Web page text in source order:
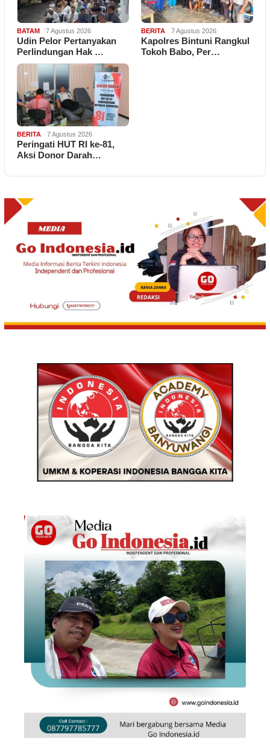
BATAM 7 Agustus 2026
Udin Pelor Pertanyakan
Perlindungan Hak …
BERITA 7 Agustus 2026
Kapolres Bintuni Rangkul
Tokoh Babo, Per…
BERITA 7 Agustus 2026
Peringati HUT RI ke-81,
Aksi Donor Darah…